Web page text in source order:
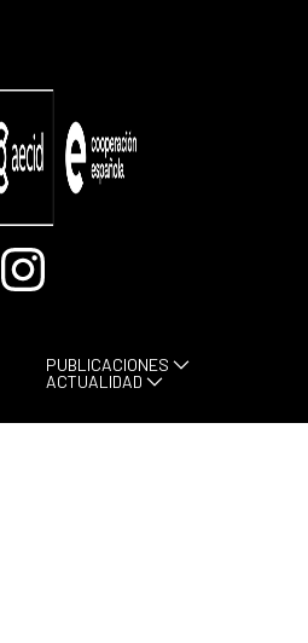
Instagram
PUBLICACIONES
ACTUALIDAD